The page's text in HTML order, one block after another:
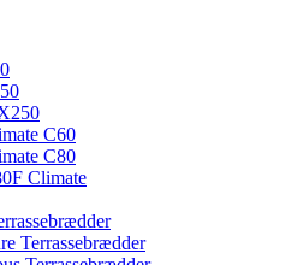
C60
C80
Climate
Terrassebrædder